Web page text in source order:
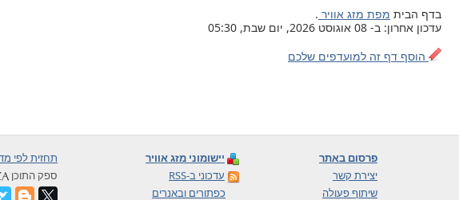
בדף הבית מפת מזג אוויר .
עדכון אחרון: ב- 08 אוגוסט 2026, יום שבת, 05:30
הוסף דף זה למועדפים שלכם
פרסום באתר
יצירת קשר
שיתוף פעולה
יישומוני מזג אוויר
עדכוני ב-RSS
כפתורים ובאנרים
תחזית לפי
ספק התוכן